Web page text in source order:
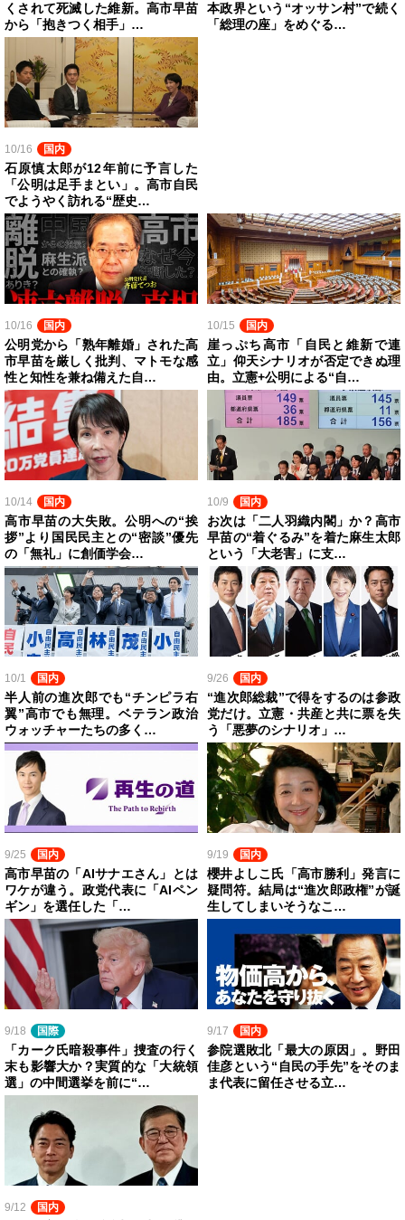
くされて死滅した維新。高市早苗
から「抱きつく相手」…
本政界という“オッサン村”で続く
「総理の座」をめぐる…
10/16 国内
石原慎太郎が12年前に予言した
「公明は足手まとい」。高市自民
でようやく訪れる“歴史…
10/16 国内
公明党から「熟年離婚」された高
市早苗を厳しく批判、マトモな感
性と知性を兼ね備えた自…
10/15 国内
崖っぷち高市「自民と維新で連
立」仰天シナリオが否定できぬ理
由。立憲+公明による“自…
10/14 国内
高市早苗の大失敗。公明への“挨
拶”より国民民主との“密談”優先
の「無礼」に創価学会…
10/9 国内
お次は「二人羽織内閣」か？高市
早苗の“着ぐるみ”を着た麻生太郎
という「大老害」に支…
10/1 国内
半人前の進次郎でも“チンピラ右
翼”高市でも無理。ベテラン政治
ウォッチャーたちの多く…
9/26 国内
“進次郎総裁”で得をするのは参政
党だけ。立憲・共産と共に票を失
う「悪夢のシナリオ」…
9/25 国内
高市早苗の「AIサナエさん」とは
ワケが違う。政党代表に「AIペン
ギン」を選任した「…
9/19 国内
櫻井よしこ氏「高市勝利」発言に
疑問符。結局は“進次郎政権”が誕
生してしまいそうなこ…
9/18 国際
「カーク氏暗殺事件」捜査の行く
末も影響大か？実質的な「大統領
選」の中間選挙を前に“…
9/17 国内
参院選敗北「最大の原因」。野田
佳彦という“自民の手先”をそのま
ま代表に留任させる立…
9/12 国内